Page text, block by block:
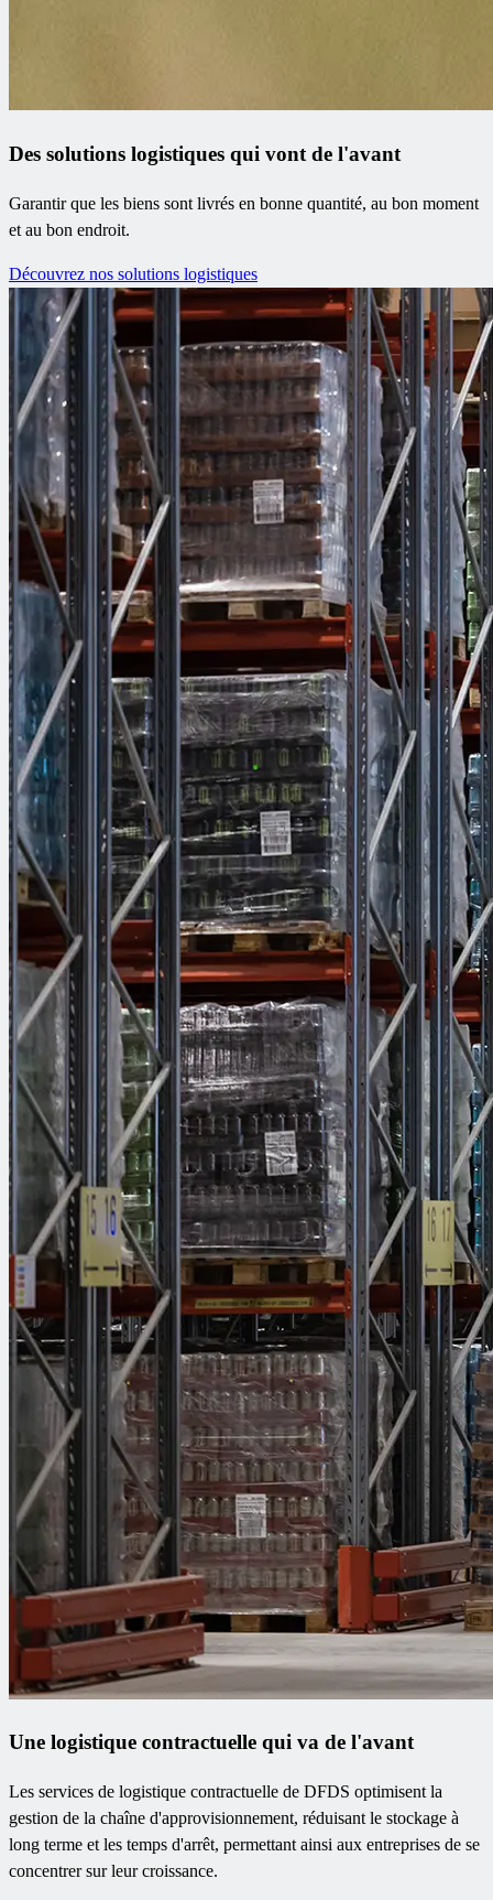
Des solutions logistiques qui vont de l'avant
Garantir que les biens sont livrés en bonne quantité, au bon moment
et au bon endroit.
Découvrez nos solutions logistiques
Une logistique contractuelle qui va de l'avant
Les services de logistique contractuelle de DFDS optimisent la
gestion de la chaîne d'approvisionnement, réduisant le stockage à
long terme et les temps d'arrêt, permettant ainsi aux entreprises de se
concentrer sur leur croissance.